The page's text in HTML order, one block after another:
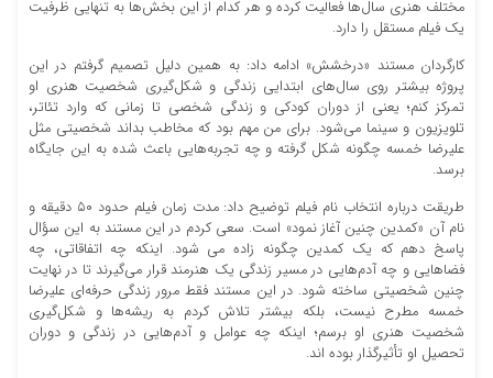
مختلف هنری سال‌ها فعالیت کرده‌ و هر کدام از این بخش‌ها به تنهایی ظرفیت
یک فیلم مستقل را دارد.
کارگردان مستند «درخشش» ادامه داد: به همین دلیل تصمیم گرفتم در این
پروژه بیشتر روی سال‌های ابتدایی زندگی و شکل‌گیری شخصیت هنری او
تمرکز کنم؛ یعنی از دوران کودکی و زندگی شخصی تا زمانی که وارد تئاتر،
تلویزیون و سینما می‌شود. برای من مهم بود که مخاطب بداند شخصیتی مثل
علیرضا خمسه چگونه شکل گرفته و چه تجربه‌هایی باعث شده به این جایگاه
برسد.
طریقت درباره انتخاب نام فیلم توضیح داد: مدت زمان فیلم حدود ۵۰ دقیقه و
نام آن «کمدین چنین آغاز نمود» است. سعی کردم در این مستند به این سؤال
پاسخ دهم که یک کمدین چگونه زاده می شود. اینکه چه اتفاقاتی، چه
فضاهایی و چه آدم‌هایی در مسیر زندگی یک هنرمند قرار می‌گیرند تا در نهایت
چنین شخصیتی ساخته شود. در این مستند فقط مرور زندگی حرفه‌ای علیرضا
خمسه مطرح نیست، بلکه بیشتر تلاش کردم به ریشه‌ها و شکل‌گیری
شخصیت هنری او برسم؛ اینکه چه عوامل و آدم‌هایی در زندگی و دوران
تحصیل او تأثیرگذار بوده‌ اند.